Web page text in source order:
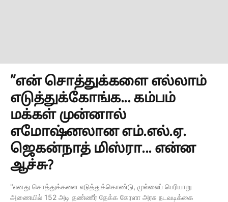
”என் சொத்துக்களை எல்லாம்
எடுத்துக்கோங்க... கம்பம்
மக்கள் முன்னால்
எமோஷ்னலான எம்.எல்.ஏ.
ஜெகன்நாத் மிஸ்ரா... என்ன
ஆச்சு?
​"எனது சொத்துக்களை எடுத்துக்கொண்டு, முல்லைப் பெரியாறு
அணையில் 152 அடி தண்ணீர் தேக்க கேரளா அரசு நடவடிக்கை